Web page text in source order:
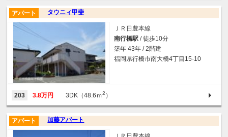
タウニィ甲斐
アパート
ＪＲ日豊本線
南行橋駅 / 徒歩10分
築年 43年 / 2階建
福岡県行橋市南大橋4丁目15-10
203 3.8万円 3DK（48.6ｍ2 ）
加藤アパート
アパート